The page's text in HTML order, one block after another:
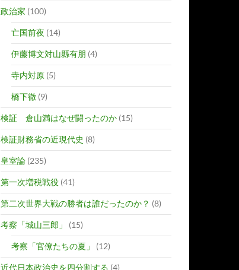
政治家 (100)
亡国前夜 (14)
伊藤博文対山縣有朋 (4)
寺内対原 (5)
橋下徹 (9)
検証 倉山満はなぜ闘ったのか (15)
検証財務省の近現代史 (8)
皇室論 (235)
第一次増税戦役 (41)
第二次世界大戦の勝者は誰だったのか？ (8)
考察「城山三郎」 (15)
考察「官僚たちの夏」 (12)
近代日本政治史を四分割する (4)